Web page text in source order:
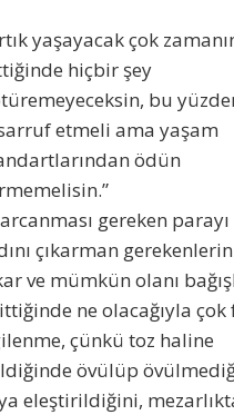
yaşayacak çok
hiçbir şey
bu
etmeli ama yaşam
ödün
gereken
çıkarman gerekenlerin
ve mümkün olanı
ne olacağıyla çok
çünkü toz haline
övülüp
eleştirildiğini,